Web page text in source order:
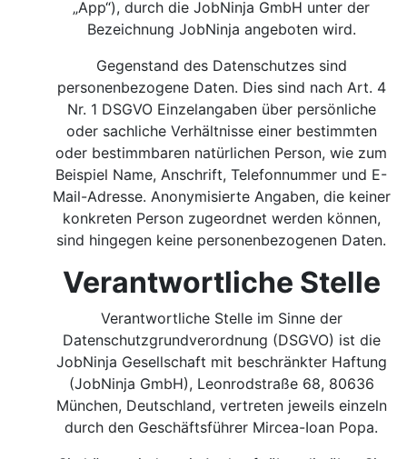
„App“), durch die JobNinja GmbH unter der
Bezeichnung JobNinja angeboten wird.
Gegenstand des Datenschutzes sind
personenbezogene Daten. Dies sind nach Art. 4
Nr. 1 DSGVO Einzelangaben über persönliche
oder sachliche Verhältnisse einer bestimmten
oder bestimmbaren natürlichen Person, wie zum
Beispiel Name, Anschrift, Telefonnummer und E-
Mail-Adresse. Anonymisierte Angaben, die keiner
konkreten Person zugeordnet werden können,
sind hingegen keine personenbezogenen Daten.
Verantwortliche Stelle
Verantwortliche Stelle im Sinne der
Datenschutzgrundverordnung (DSGVO) ist die
JobNinja Gesellschaft mit beschränkter Haftung
(JobNinja GmbH), Leonrodstraße 68, 80636
München, Deutschland, vertreten jeweils einzeln
durch den Geschäftsführer Mircea-Ioan Popa.